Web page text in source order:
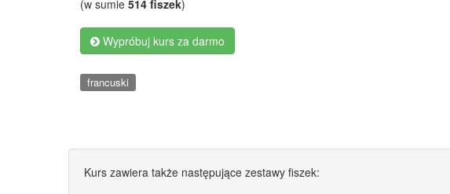
(w sumie 514 fiszek)
Wypróbuj kurs za darmo
francuski
Kurs zawiera także następujące zestawy fiszek: